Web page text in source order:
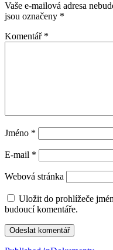
Vaše e-mailová adresa
jsou označeny *
Komentář *
Jméno *
E-mail *
Webová stránka
Uložit do prohlížeče
budoucí komentáře.